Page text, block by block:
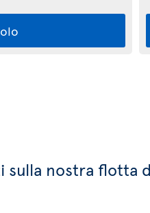
sulla nostra flotta